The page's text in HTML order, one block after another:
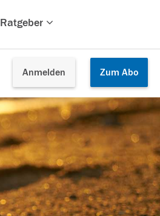
Ratgeber
Anmelden Zum Abo